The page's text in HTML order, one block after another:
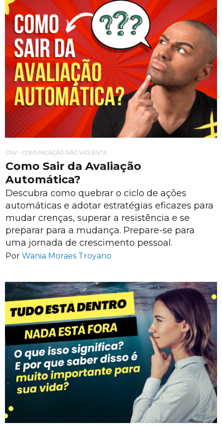
CNV - COMUNICAÇÃO NÃO VIOLENTA
Como Sair da Avaliação
Automática?
Descubra como quebrar o ciclo de ações
automáticas e adotar estratégias eficazes para
mudar crenças, superar a resistência e se
preparar para a mudança. Prepare-se para
uma jornada de crescimento pessoal.
Por Wania Moraes Troyano